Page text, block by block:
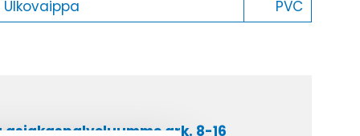
Ulkovaippa
PVC
asiakaspalveluumme ark. 8-16